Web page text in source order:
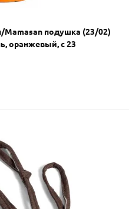
подушка (23/02)
оранжевый, с 23